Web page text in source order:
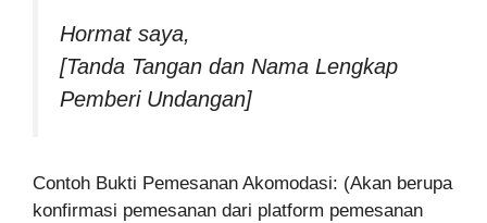
Hormat saya,
[Tanda Tangan dan Nama Lengkap
Pemberi Undangan]
Contoh Bukti Pemesanan Akomodasi: (Akan berupa
konfirmasi pemesanan dari platform pemesanan